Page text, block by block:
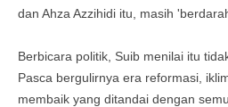
dan Ahza Azzihidi itu, masih
Berbicara politik, Suib menilai itu
Pasca bergulirnya era reformasi,
membaik yang ditandai dengan